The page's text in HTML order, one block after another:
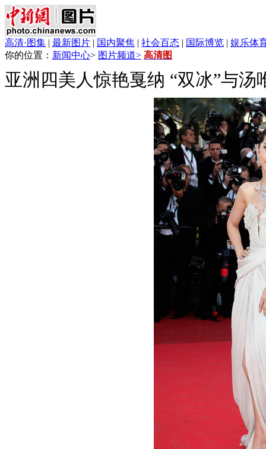
高清·图集 | 最新图片 | 国内聚焦 | 社会百态 | 国际博览 | 娱乐体
你的位置： 新闻中心> 图片频道> 高清图
亚洲四美人惊艳戛纳 “双冰”与汤